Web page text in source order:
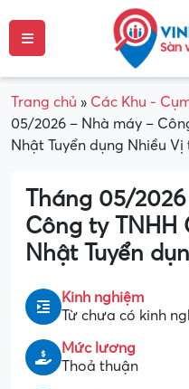
Trang chủ » Các Khu -
05/2026 – Nhà máy –
Nhật Tuyển dụng Nhiều Vị
Tháng 05/
Công ty TNHH
Nhật Tuyển
Kinh nghiệm
Từ chưa có kinh
Mức lương
Thoả thuận